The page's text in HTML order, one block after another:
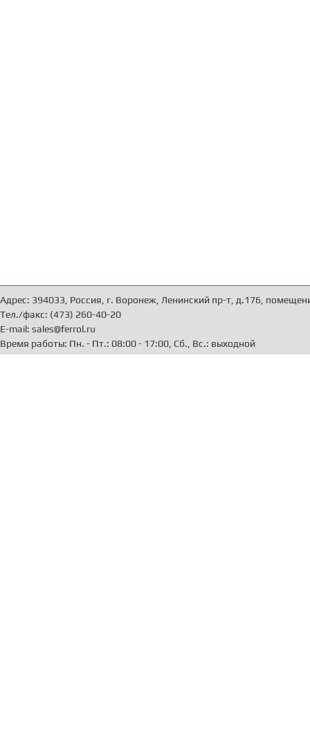
Адрес: 394033, Россия, г. Воронеж, Ленинский пр-т, д.176,
Тел./факс: (473) 260-40-20
E-mail: sales@ferrol.ru
Время работы: Пн. - Пт.: 08:00 - 17:00, Сб., Вс.: выходной